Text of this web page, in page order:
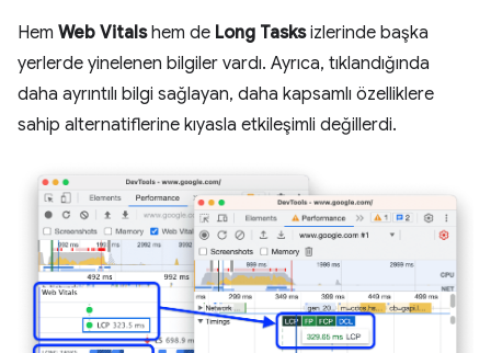
Hem Web Vitalshem de Long Tasksizlerinde başka
yerlerde yinelenen bilgiler vardı. Ayrıca, tıklandığında
daha ayrıntılı bilgi sağlayan, daha kapsamlı özelliklere
sahip alternatiflerine kıyasla etkileşimli değillerdi.